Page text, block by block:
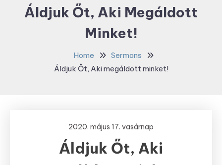
Áldjuk Őt, Aki Megáldott
Minket!
Home
Sermons
Áldjuk Őt, Aki megáldott minket!
2020. május 17. vasárnap
Áldjuk Őt, Aki